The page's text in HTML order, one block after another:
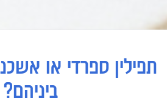
תפילין ספרדי או
ביניהם?